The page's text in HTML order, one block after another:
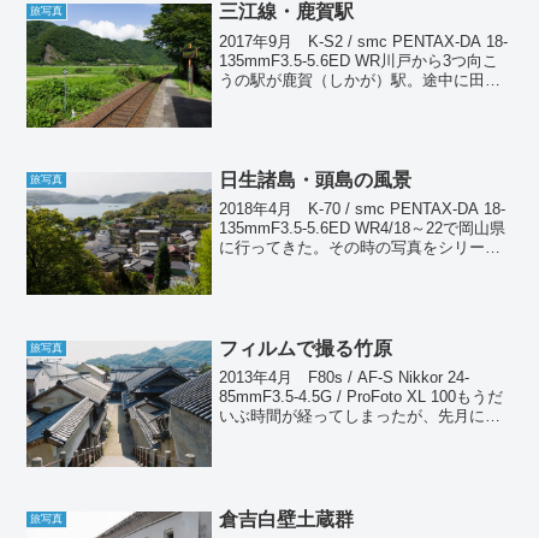
旅写真 三江線・鹿賀駅
2017年9月 K-S2 / smc PENTAX-DA 18-
135mmF3.5-5.6ED WR川戸から3つ向こ
うの駅が鹿賀（しかが）駅。途中に田津
旅写真 日生諸島・頭島の風景
2018年4月 K-70 / smc PENTAX-DA 18-
135mmF3.5-5.6ED WR4/18～22で岡山県
に行ってきた。その時の写真をシリーズ
旅写真 フィルムで撮る竹原
2013年4月 F80s / AF-S Nikkor 24-
85mmF3.5-4.5G / ProFoto XL 100もうだ
いぶ時間が経ってしまったが、先月に訪
旅写真 倉吉白壁土蔵群